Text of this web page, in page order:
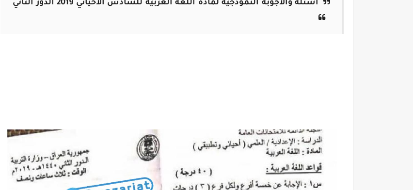
اسئلة والاجوبة النموذجية لمادة اللغة العربية للسادس الاحيائي 2019 الدور الثاني